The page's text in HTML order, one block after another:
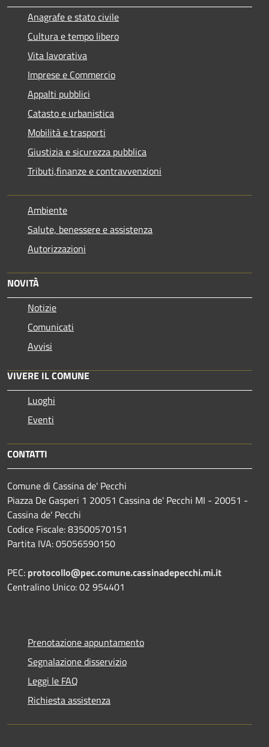
Anagrafe e stato civile
Cultura e tempo libero
Vita lavorativa
Imprese e Commercio
Appalti pubblici
Catasto e urbanistica
Mobilità e trasporti
Giustizia e sicurezza pubblica
Tributi,finanze e contravvenzioni
Ambiente
Salute, benessere e assistenza
Autorizzazioni
NOVITÀ
Notizie
Comunicati
Avvisi
VIVERE IL COMUNE
Luoghi
Eventi
CONTATTI
Comune di Cassina de' Pecchi
Piazza De Gasperi 1 20051 Cassina de' Pecchi MI - 20051 -
Cassina de' Pecchi
Codice Fiscale: 83500570151
Partita IVA: 05056590150
PEC: protocollo@pec.comune.cassinadepecchi.mi.it
Centralino Unico: 02 954401
Prenotazione appuntamento
Segnalazione disservizio
Leggi le FAQ
Richiesta assistenza